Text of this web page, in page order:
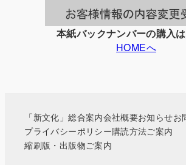
本紙バックナンバーの購入は
HOMEへ
「新文化」総合案内会社概要お知らせお
プライバシーポリシー購読方法ご案内
縮刷版・出版物ご案内